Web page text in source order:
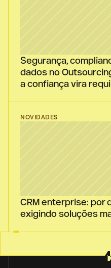
Segurança,
dados no
a confiança vira
NOVIDADES
CRM enterprise: por
exigindo soluções